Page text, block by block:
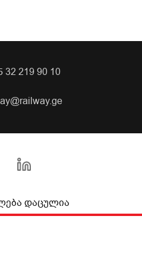
32 219 90 10
დაცულია